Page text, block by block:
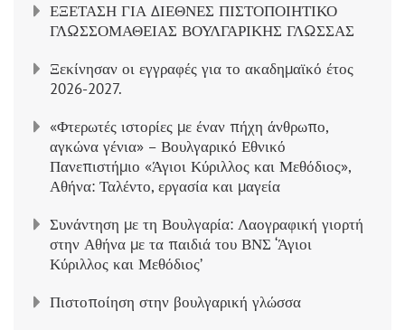
ΕΞΕΤΑΣΗ ΓΙΑ ΔΙΕΘΝΕΣ ΠΙΣΤΟΠΟΙΗΤΙΚΟ
ΓΛΩΣΣΟΜΑΘΕΙΑΣ ΒΟΥΛΓΑΡΙΚΗΣ ΓΛΩΣΣΑΣ
Ξεκίνησαν οι εγγραφές για το ακαδημαϊκό έτος
2026-2027.
«Φτερωτές ιστορίες με έναν πήχη άνθρωπο,
αγκώνα γένια» – Βουλγαρικό Εθνικό
Πανεπιστήμιο «Άγιοι Κύριλλος και Μεθόδιος»,
Αθήνα: Ταλέντο, εργασία και μαγεία
Συνάντηση με τη Βουλγαρία: Λαογραφική γιορτή
στην Αθήνα με τα παιδιά του ΒΝΣ ‘Άγιοι
Κύριλλος και Μεθόδιος’
Πιστοποίηση στην βουλγαρική γλώσσα